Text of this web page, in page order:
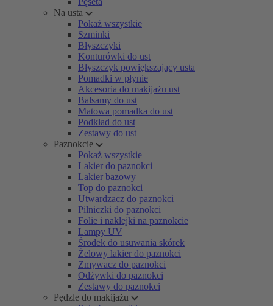
Na usta
Pokaż wszystkie
Szminki
Błyszczyki
Konturówki do ust
Błyszczyk powiększający usta
Pomadki w płynie
Akcesoria do makijażu ust
Balsamy do ust
Matowa pomadka do ust
Podkład do ust
Zestawy do ust
Paznokcie
Pokaż wszystkie
Lakier do paznokci
Lakier bazowy
Top do paznokci
Utwardzacz do paznokci
Pilniczki do paznokci
Folie i naklejki na paznokcie
Lampy UV
Środek do usuwania skórek
Żelowy lakier do paznokci
Zmywacz do paznokci
Odżywki do paznokci
Zestawy do paznokci
Pędzle do makijażu